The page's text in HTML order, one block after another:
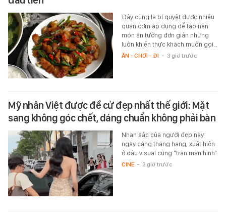
Đây cũng là bí quyết được nhiều
quán cơm áp dụng để tạo nên
món ăn tưởng đơn giản nhưng
luôn khiến thực khách muốn gọi…
ĂN - CHƠI - ĐI - 3 giờ trước
Mỹ nhân Việt được đề cử đẹp nhất thế giới: Mặt
sang không góc chết, dáng chuẩn không phải bàn
Nhan sắc của người đẹp này
ngày càng thăng hạng, xuất hiện
ở đâu visual cũng "tràn màn hình".
CINE - 3 giờ trước